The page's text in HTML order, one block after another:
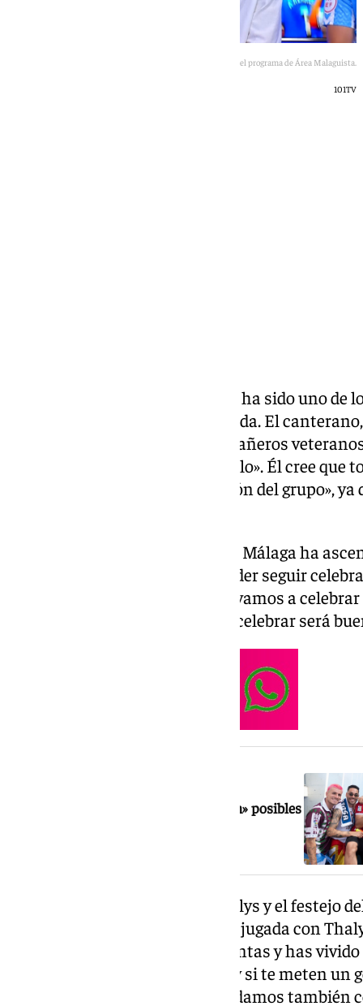
Ángel Recio, en el programa de Área Malaguista.
101TV
Ángel Recio, central del Málaga, ha sido uno
‹Área Malaguista› de la temporada. El
todo, cuenta que muchos compañeros
vivido «es casi imposible repetirlo». Él cree que
hubiese sido posible sin «la unión del grupo»,
Tiene la mente puesta en que el Málaga ha
allá de celebraciones: «Ojalá poder seguir
instituciones, aunque primero vamos a
veremos; todo lo que llegue por celebrar será
Kike Pérez afirma que «no negociarán» posibles
Sobre la pelea de Rafita con Thalys y el festejo
hay que echarle. Por ejemplo, la jugada con
es gracioso ahora porque lo cuentas y has
minutos, ellos están atacando y si te meten un
menos, luego nosotros nos quedamos también